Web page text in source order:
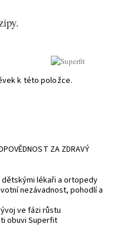
k této položce.
ZA ZDRAVÝ
lékaři a ortopedy
nezávadnost, pohodlí a
ve fázi růstu
obuvi Superfit